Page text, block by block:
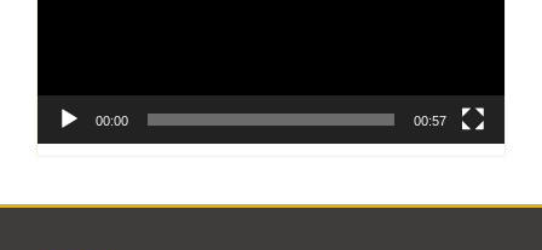
00:00 00:57